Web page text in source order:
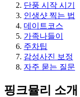
단풍 시작 시기
인생샷 찍는 법
데이트코스
가족나들이
주차팁
감성사진 보정
자주 묻는 질문
핑크뮬리 소개